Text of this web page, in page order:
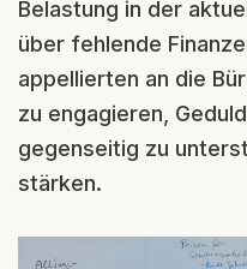
Belastung in der
über fehlende
appellierten an die
zu engagieren,
gegenseitig zu
stärken.